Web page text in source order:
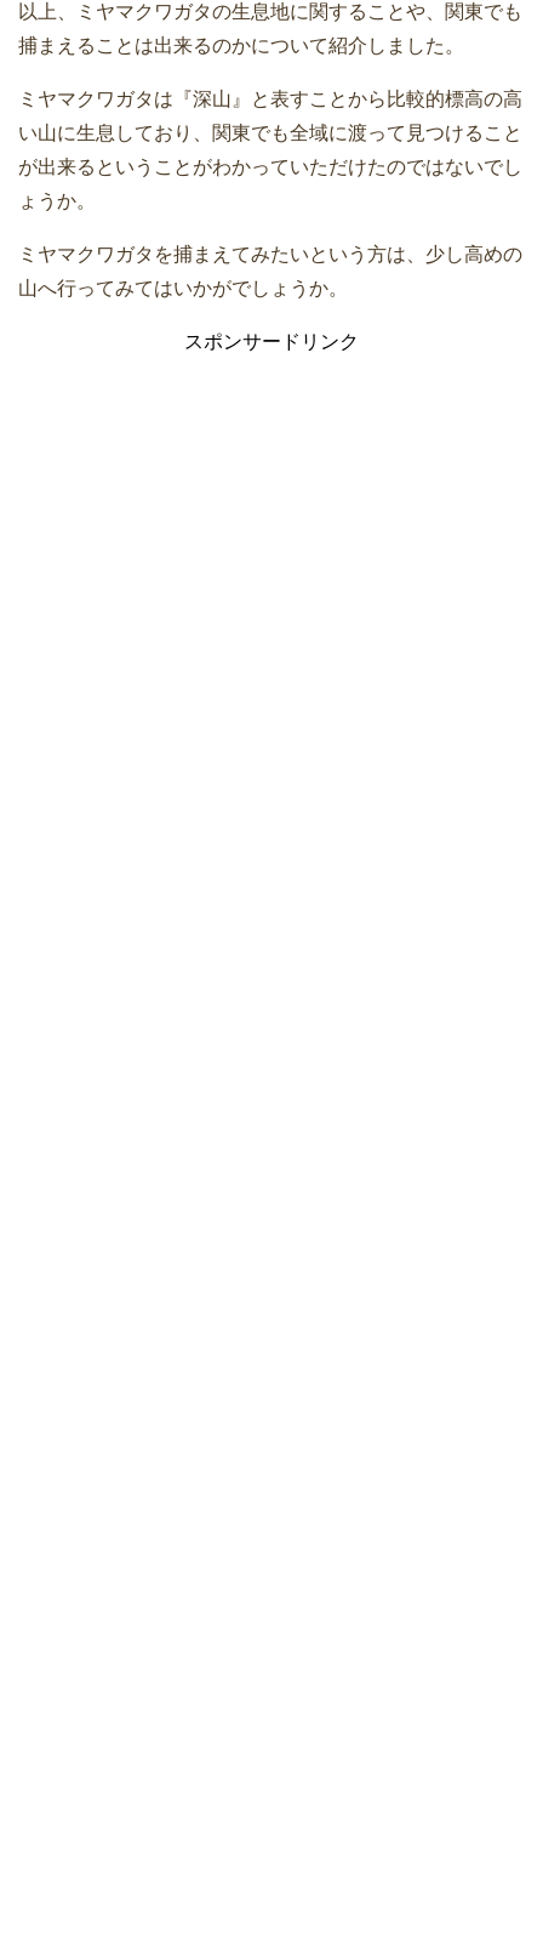
以上、ミヤマクワガタの生息地に関することや、関東でも
捕まえることは出来るのかについて紹介しました。
ミヤマクワガタは『深山』と表すことから比較的標高の高
い山に生息しており、関東でも全域に渡って見つけること
が出来るということがわかっていただけたのではないでし
ょうか。
ミヤマクワガタを捕まえてみたいという方は、少し高めの
山へ行ってみてはいかがでしょうか。
スポンサードリンク